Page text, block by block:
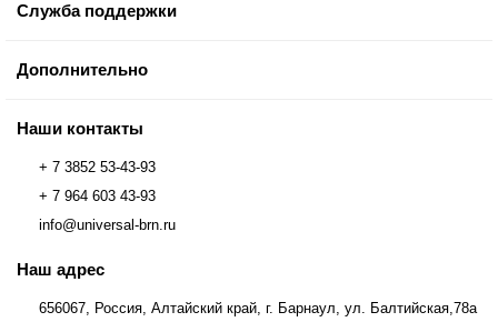
Служба поддержки
Дополнительно
Наши контакты
+ 7 3852 53-43-93
+ 7 964 603 43-93
info@universal-brn.ru
Наш адрес
656067, Россия, Алтайский край, г. Барнаул, ул. Балтийская,78а